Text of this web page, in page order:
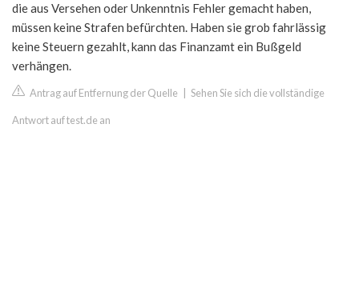
die aus Versehen oder Unkenntnis Fehler gemacht haben,
müssen keine Strafen befürchten. Haben sie grob fahrlässig
keine Steuern gezahlt, kann das Finanzamt ein Bußgeld
verhängen.
Antrag auf Entfernung der Quelle Sehen Sie sich die vollständige
Antwort auf test.de an